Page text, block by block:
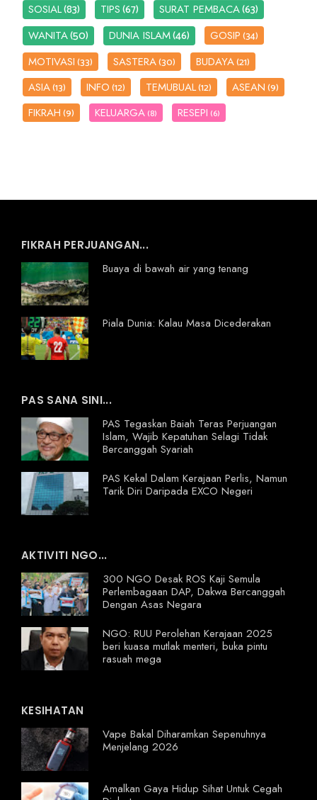
SOSIAL(83) TIPS(67) SURAT PEMBACA(63)
WANITA(50) DUNIA ISLAM(46) GOSIP(34)
MOTIVASI(33) SASTERA(30) BUDAYA(21)
ASIA(13) INFO(12) TEMUBUAL(12) ASEAN(9)
FIKRAH(9) KELUARGA (8) RESEPI (6)
FIKRAH PERJUANGAN...
Buaya di bawah air yang tenang
Piala Dunia: Kalau Masa Dicederakan
PAS SANA SINI...
PAS Tegaskan Baiah Teras Perjuangan
Islam, Wajib Kepatuhan Selagi Tidak
Bercanggah Syariah
PAS Kekal Dalam Kerajaan Perlis, Namun
Tarik Diri Daripada EXCO Negeri
AKTIVITI NGO...
300 NGO Desak ROS Kaji Semula
Perlembagaan DAP, Dakwa Bercanggah
Dengan Asas Negara
NGO: RUU Perolehan Kerajaan 2025
beri kuasa mutlak menteri, buka pintu
rasuah mega
KESIHATAN
Vape Bakal Diharamkan Sepenuhnya
Menjelang 2026
Amalkan Gaya Hidup Sihat Untuk Cegah